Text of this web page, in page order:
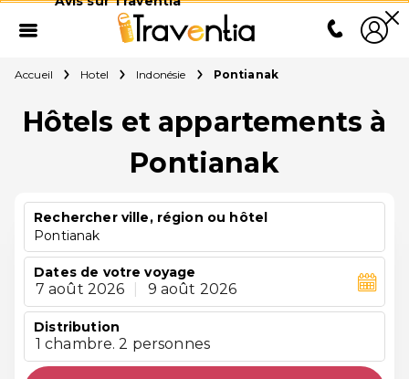
Accueil Hotel Indonésie Pontianak
Hôtels et appartements à
Pontianak
Rechercher ville, région ou hôtel
Pontianak
Dates de votre voyage
7 août 2026 9 août 2026
Distribution
1 chambre. 2 personnes